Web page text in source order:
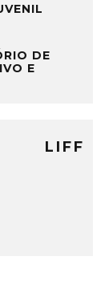
DE
E
LIFF